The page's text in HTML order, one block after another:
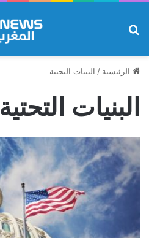
الرئيسية / البنيات التحتية
البنيات التحتية